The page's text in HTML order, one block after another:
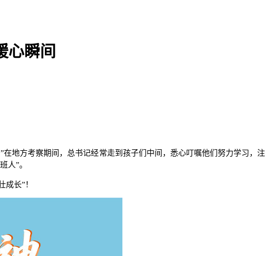
心瞬间
地方考察期间，总书记经常走到孩子们中间，悉心叮嘱他们努力学习，注
人”。
长”！